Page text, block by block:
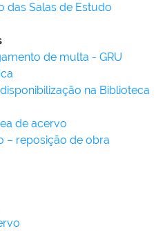
das Salas de Estudo
de multa - GRU
na Biblioteca
de acervo
– reposição de obra